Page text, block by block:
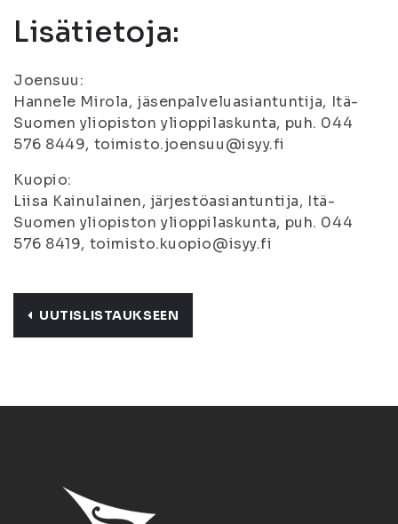
Lisätietoja:
Joensuu:
Hannele Mirola, jäsenpalveluasiantuntija, Itä-
Suomen yliopiston ylioppilaskunta, puh. 044
576 8449, toimisto.joensuu@isyy.fi
Kuopio:
Liisa Kainulainen, järjestöasiantuntija, Itä-
Suomen yliopiston ylioppilaskunta, puh. 044
576 8419, toimisto.kuopio@isyy.fi
UUTISLISTAUKSEEN